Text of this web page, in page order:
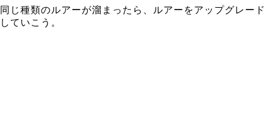
同じ種類のルアーが溜まったら、ルアーをアップグレード
していこう。